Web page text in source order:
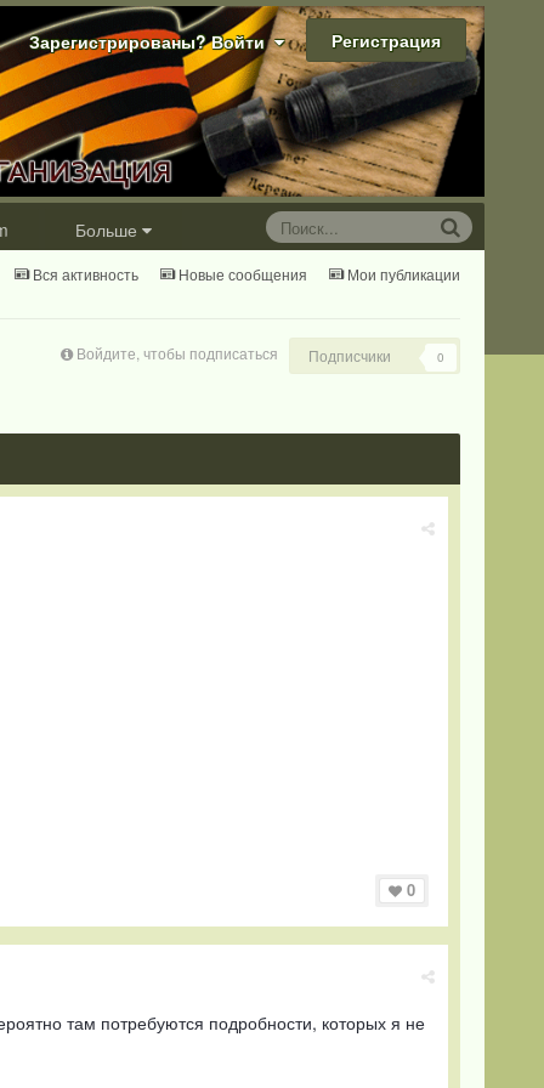
Зарегистрированы? Войти Регистрация
Больше
Вся активность Новые сообщения Мои публикации
Войдите, чтобы подписаться Подписчики 0
0
там потребуются подробности, которых я не